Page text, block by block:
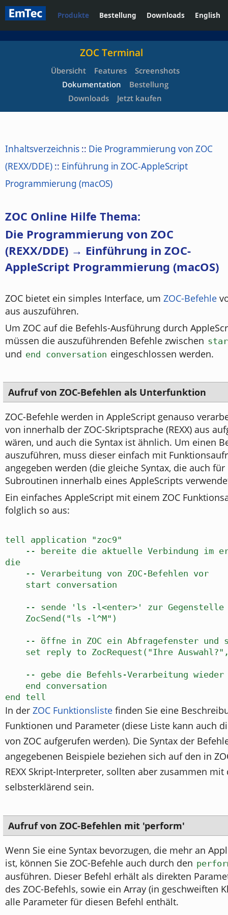
Produkte Bestellung Downloads English
ZOC Terminal
Übersicht Features
Screenshots
Dokumentation
Bestellung
Downloads
Jetzt kaufen
Inhaltsverzeichnis :: Die Programmierung von ZOC
(REXX/DDE) :: Einführung in ZOC-AppleScript
Programmierung (macOS)
ZOC Online Hilfe Thema:
Die Programmierung von ZOC
(REXX/DDE) → Einführung in ZOC-
AppleScript Programmierung (macOS)
ZOC bietet ein simples Interface, um ZOC-Befehle
aus auszuführen.
Um ZOC auf die Befehls-Ausführung durch
müssen die auszuführenden Befehle zwischen
und end conversation eingeschlossen werden.
Aufruf von ZOC-Befehlen als Unterfunktion
ZOC-Befehle werden in AppleScript genauso
von innerhalb der ZOC-Skriptsprache (REXX) aus
wären, und auch die Syntax ist ähnlich. Um einen
auszuführen, muss dieser einfach mit
angegeben werden (die gleiche Syntax, die auch
Subroutinen innerhalb eines AppleScripts
Ein einfaches AppleScript mit einem ZOC
folglich so aus:
tell application "zoc9"
-- bereite die aktuelle Verbindung im
die
-- Verarbeitung von ZOC-Befehlen vor
start conversation
-- sende 'ls -l<enter>' zur Gegenstelle
ZocSend("ls -l^M")
-- öffne in ZOC ein Abfragefenster und
set reply to ZocRequest("Ihre
-- gebe die Befehls-Verarbeitung
end conversation
end tell
In der ZOC Funktionsliste finden Sie eine
Funktionen und Parameter (diese Liste kann auch
von ZOC aufgerufen werden). Die Syntax der
angegebenen Beispiele beziehen sich auf den in
REXX Skript-Interpreter, sollten aber zusammen
selbsterklärend sein.
Aufruf von ZOC-Befehlen mit 'perform'
Wenn Sie eine Syntax bevorzugen, die mehr an
ist, können Sie ZOC-Befehle auch durch den
ausführen. Dieser Befehl erhält als direkten
des ZOC-Befehls, sowie ein Array (in geschweiften
alle Parameter für diesen Befehl enthält.